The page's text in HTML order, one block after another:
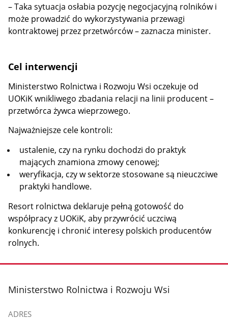
– Taka sytuacja osłabia pozycję negocjacyjną rolników i
może prowadzić do wykorzystywania przewagi
kontraktowej przez przetwórców – zaznacza minister.
Cel interwencji
Ministerstwo Rolnictwa i Rozwoju Wsi oczekuje od
UOKiK wnikliwego zbadania relacji na linii producent –
przetwórca żywca wieprzowego.
Najważniejsze cele kontroli:
ustalenie, czy na rynku dochodzi do praktyk
mających znamiona zmowy cenowej;
weryfikacja, czy w sektorze stosowane są nieuczciwe
praktyki handlowe.
Resort rolnictwa deklaruje pełną gotowość do
współpracy z UOKiK, aby przywrócić uczciwą
konkurencję i chronić interesy polskich producentów
rolnych.
stopka
Ministerstwo Rolnictwa i Rozwoju Wsi
ADRES